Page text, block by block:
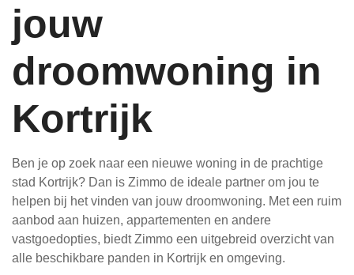
jouw
droomwoning in
Kortrijk
Ben je op zoek naar een nieuwe woning in de prachtige
stad Kortrijk? Dan is Zimmo de ideale partner om jou te
helpen bij het vinden van jouw droomwoning. Met een ruim
aanbod aan huizen, appartementen en andere
vastgoedopties, biedt Zimmo een uitgebreid overzicht van
alle beschikbare panden in Kortrijk en omgeving.